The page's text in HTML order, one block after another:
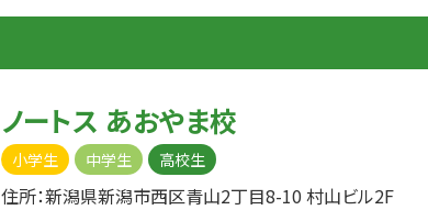
ノートス あおやま校
小学生 中学生 高校生
住所：新潟県新潟市西区青山2丁目8-10 村山ビル2F